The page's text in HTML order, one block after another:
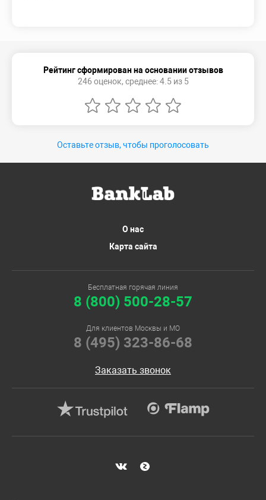
Рейтинг сформирован на основании отзывов
246 оценок, среднее: 4.5 из 5
Оставьте отзыв, чтобы проголосовать
О нас
Карта сайта
Бесплатная горячая линия
8 (800) 500-28-57
Для клиентов Москвы и МО
8 (495) 323-86-68
Заказать звонок